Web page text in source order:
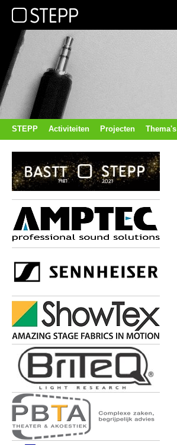
STEPP Activiteiten Projecten Thema's